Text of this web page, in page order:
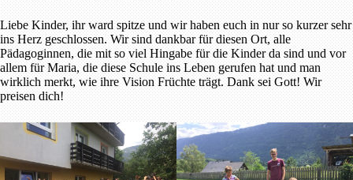
Liebe Kinder, ihr ward spitze und wir haben euch in nur so kurzer sehr
ins Herz geschlossen. Wir sind dankbar für diesen Ort, alle
Pädagoginnen, die mit so viel Hingabe für die Kinder da sind und vor
allem für Maria, die diese Schule ins Leben gerufen hat und man
wirklich merkt, wie ihre Vision Früchte trägt. Dank sei Gott! Wir
preisen dich!